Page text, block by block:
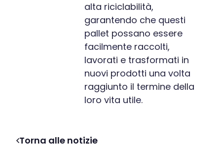
alta riciclabilità,
garantendo che questi
pallet possano essere
facilmente raccolti,
lavorati e trasformati in
nuovi prodotti una volta
raggiunto il termine della
loro vita utile.
Torna alle notizie